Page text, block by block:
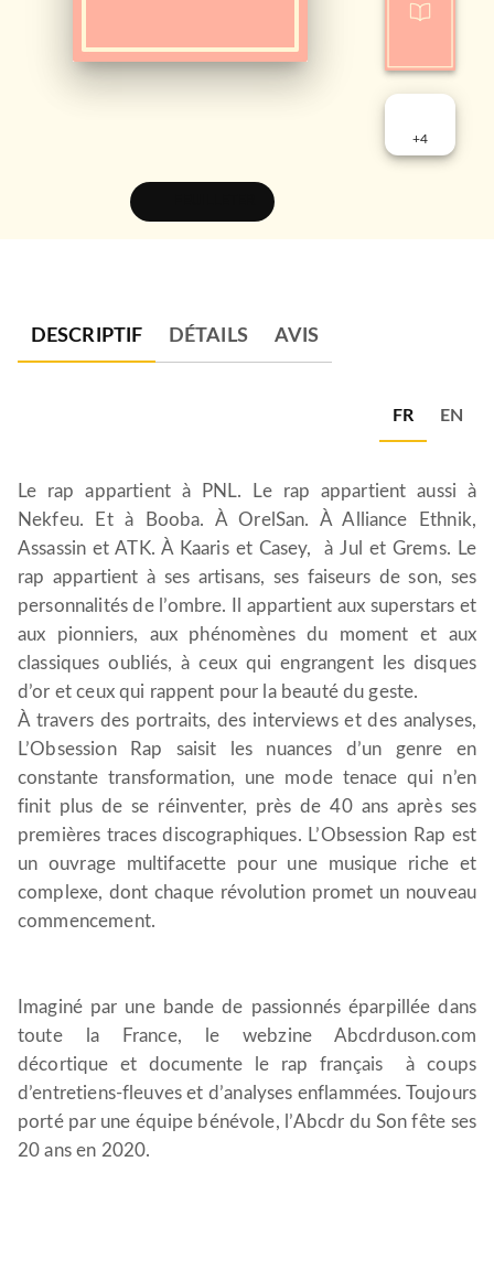
+4
DESCRIPTIF DÉTAILS AVIS
FR EN
Le rap appartient à PNL. Le rap appartient aussi à
Nekfeu. Et à Booba. À OrelSan. À Alliance Ethnik,
Assassin et ATK. À Kaaris et Casey, à Jul et Grems. Le
rap appartient à ses artisans, ses faiseurs de son, ses
personnalités de l’ombre. Il appartient aux superstars et
aux pionniers, aux phénomènes du moment et aux
classiques oubliés, à ceux qui engrangent les disques
d’or et ceux qui rappent pour la beauté du geste.
À travers des portraits, des interviews et des analyses,
L’Obsession Rap saisit les nuances d’un genre en
constante transformation, une mode tenace qui n’en
finit plus de se réinventer, près de 40 ans après ses
premières traces discographiques. L’Obsession Rap est
un ouvrage multifacette pour une musique riche et
complexe, dont chaque révolution promet un nouveau
commencement.
Imaginé par une bande de passionnés éparpillée dans
toute la France, le webzine Abcdrduson.com
décortique et documente le rap français à coups
d’entretiens-fleuves et d’analyses enflammées. Toujours
porté par une équipe bénévole, l’Abcdr du Son fête ses
20 ans en 2020.